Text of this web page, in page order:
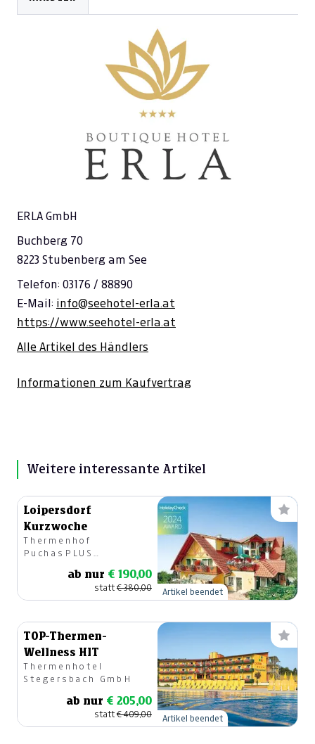
€ 0,00
€ 0,00
€ 0,00
ERLA GmbH
Buchberg 70
8223 Stubenberg am See
Telefon: 03176 / 88890
E-Mail: info@seehotel-erla.at
https://www.seehotel-erla.at
Alle Artikel des Händlers
Informationen zum Kaufvertrag
Weitere interessante Artikel
Loipersdorf
Kurzwoche
Thermenhof
PuchasPLUS
ab nur € 190,00
statt€ 380,00 Artikel beendet
TOP-Thermen-
Wellness HIT
Thermenhotel
Stegersbach GmbH
ab nur € 205,00
statt€ 409,00 Artikel beendet